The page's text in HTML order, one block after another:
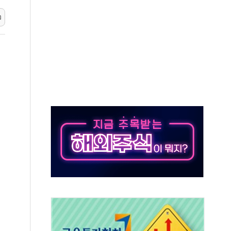
려놓고 국민만 잡아"
책임' 임성근 전 사단장 항소심도 징역 3년 선고
스텔 살인' 50대 남성 구속 송치
개 육박 7년 새 7배 늘었다...폭염 대책비는 8.6배 증가
에 유럽 패싱… '유로화 팔아 엔화 부양' 사후 통보만
고치…'닥터 코퍼'가 말하는 경기 신호가 달라졌다
치민 노선 재개...3년 2개월 만
치 다양성 제고 특별 위원회 위촉장 수여식 및 1차 회의